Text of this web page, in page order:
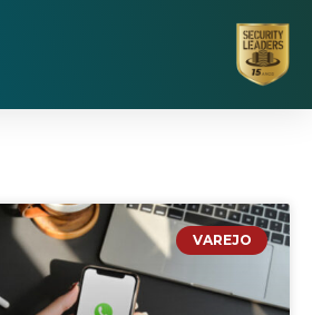
VAREJO